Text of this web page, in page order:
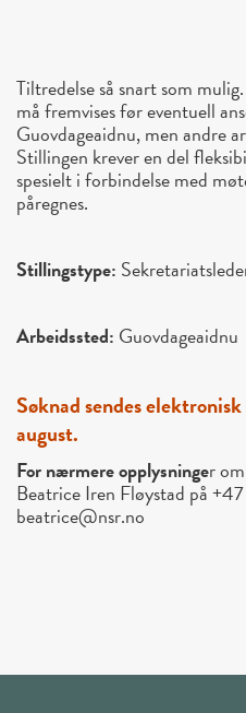
Tiltredelse så snart som
må fremvises før eventuell
Guovdageaidnu, men andre
Stillingen krever en del
spesielt i forbindelse med
påregnes.
Stillingstype:
Arbeidssted: Guovdageaidnu
Søknad sendes
august.
For nærmere opplysninger
Beatrice Iren Fløystad på
beatrice@nsr.no